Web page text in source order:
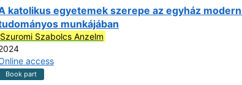
katolikus egyetemek szerepe az egyház
munkájában
Szuromi Szabolcs Anzelm
access
Book part